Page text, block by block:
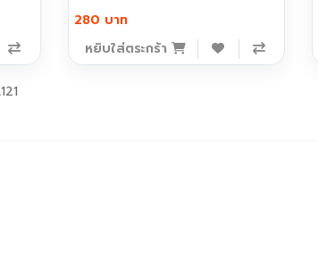
280 บาท
หยิบใส่ตระกร้า